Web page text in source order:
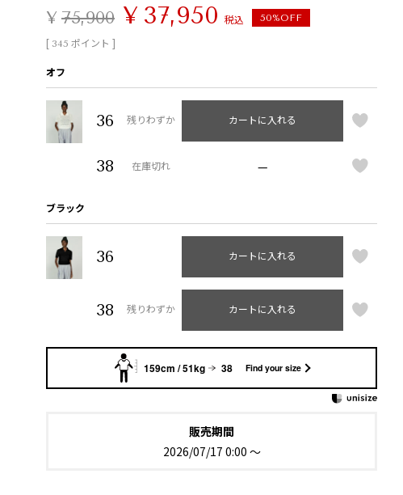
¥ 75,900 ¥ 37,950 税込 50%OFF
[ 345 ポイント ]
オフ
36 残りわずか カートに入れる
38 在庫切れ —
ブラック
36 カートに入れる
38 残りわずか カートに入れる
159cm / 51kg 38 Find your size
販売期間
2026/07/17 0:00 〜